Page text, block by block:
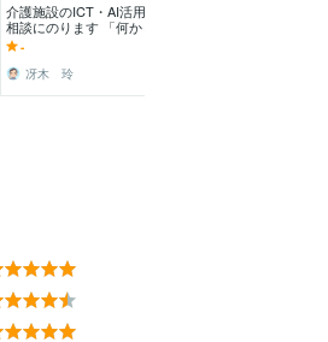
介護施設のICT・AI活用について
相談にのります 「何から始め
る？」を一緒に整理します
-
冴木 玲